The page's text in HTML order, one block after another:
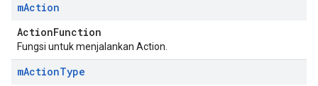
mAction
ActionFunction
Fungsi untuk menjalankan Action.
mActionType